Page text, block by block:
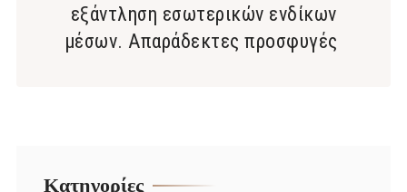
εξάντληση εσωτερικών ενδίκων
μέσων. Απαράδεκτες προσφυγές
Kατηγορίες